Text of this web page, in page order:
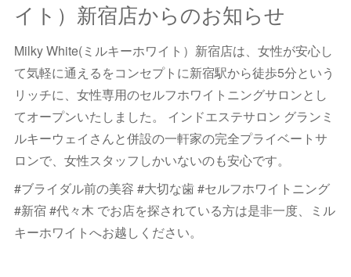
イト）新宿店からのお知らせ
Milky White(ミルキーホワイト）新宿店は、女性が安心し
て気軽に通えるをコンセプトに新宿駅から徒歩5分という
リッチに、女性専用のセルフホワイトニングサロンとし
てオープンいたしました。 インドエステサロン グランミ
ルキーウェイさんと併設の一軒家の完全プライベートサ
ロンで、女性スタッフしかいないのも安心です。
#ブライダル前の美容 #大切な歯 #セルフホワイトニング
#新宿 #代々木 でお店を探されている方は是非一度、ミル
キーホワイトへお越しください。